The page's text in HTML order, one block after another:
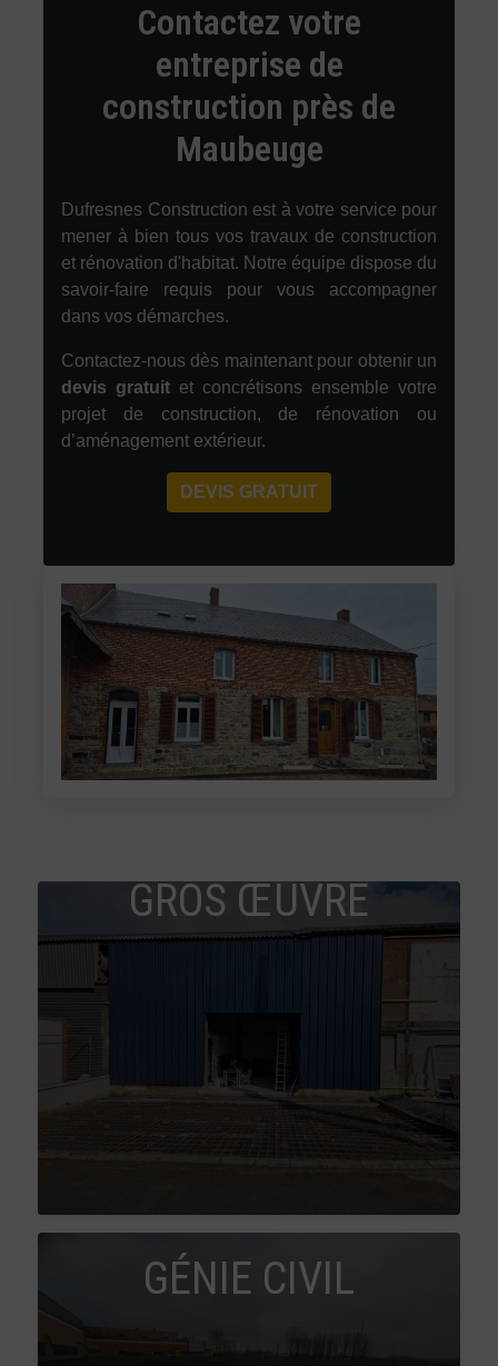
Contactez votre
entreprise de
construction près de
Maubeuge
Dufresnes Construction est à votre service pour
mener à bien tous vos travaux de construction
et rénovation d'habitat. Notre équipe dispose du
savoir-faire requis pour vous accompagner
dans vos démarches.
Contactez-nous dès maintenant pour obtenir un
devis gratuit et concrétisons ensemble votre
projet de construction, de rénovation ou
d’aménagement extérieur.
DEVIS GRATUIT
GROS ŒUVRE
GÉNIE CIVIL